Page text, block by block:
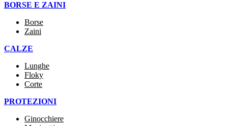
BORSE E ZAINI
Borse
Zaini
CALZE
Lunghe
Floky
Corte
PROTEZIONI
Ginocchiere